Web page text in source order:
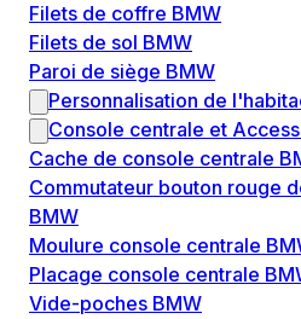
Filets de coffre BMW
Filets de sol BMW
Paroi de siège BMW
Personnalisation de
Console centrale et
Cache de console centrale
Commutateur bouton rouge
BMW
Moulure console centrale
Placage console centrale
Vide-poches BMW